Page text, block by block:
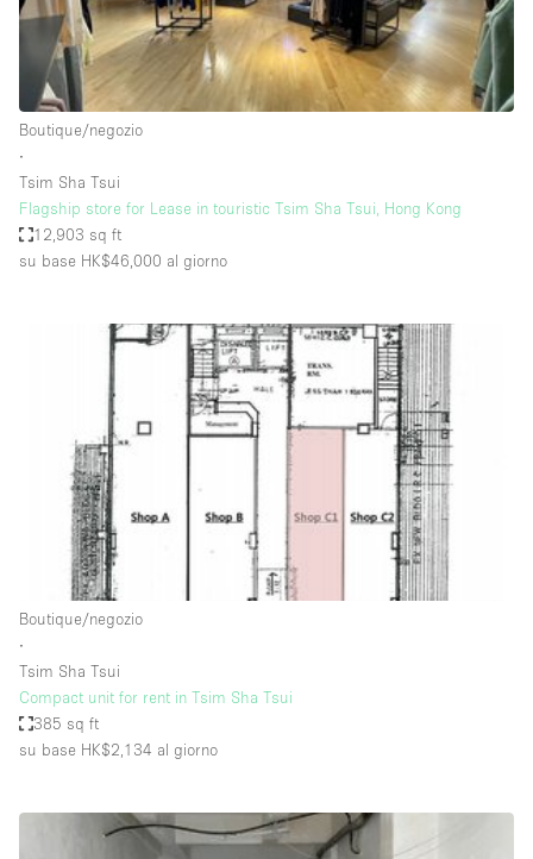
Tipo di spazio
Acquista Condividi
Atelier / Laboratorio
Camion
Container
Fiera/festival
Galleria d'arte
Hall
Imbarcazione
Magazzino
Negozio in centro commerciale
Sala conferenze
Sala riunioni
Spazio creativo
Boutique/negozio
∙
Tsim Sha Tsui
Flagship store for Lease in touristic Tsim Sha Tsui, Hong Kong
12,903 sq ft
su base HK$46,000 al giorno
Boutique/negozio
∙
Tsim Sha Tsui
Compact unit for rent in Tsim Sha Tsui
385 sq ft
su base HK$2,134 al giorno